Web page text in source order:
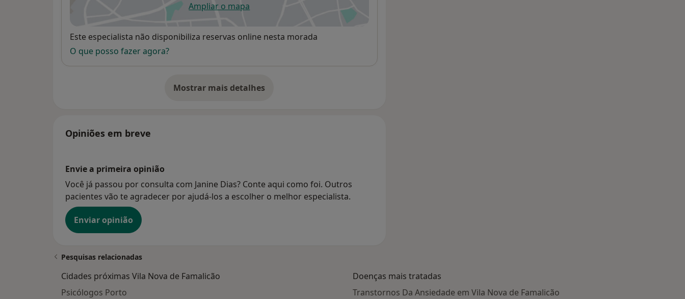
Ampliar o mapaabre num novo separador
Disponibilidade
Este especialista não disponibiliza reservas online nesta morada
O que posso fazer agora?
Mostrar mais detalhes
sobre o endereço
Opiniões em breve
Envie a primeira opinião
Você já passou por consulta com Janine Dias? Conte aqui como foi. Outros
pacientes vão te agradecer por ajudá-los a escolher o melhor especialista.
Enviar opinião
Pesquisas relacionadas
Cidades próximas Vila Nova de Famalicão
Psicólogos Porto
Doenças mais tratadas
Transtornos Da Ansiedade em Vila Nova de Famalicão